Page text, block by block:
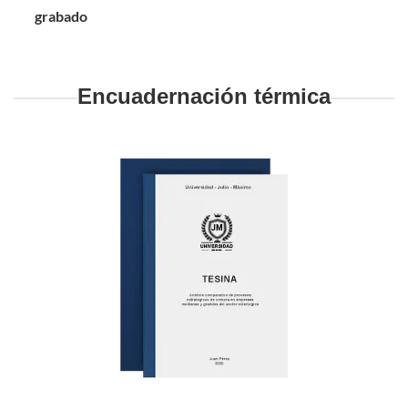
grabado
Encuadernación térmica